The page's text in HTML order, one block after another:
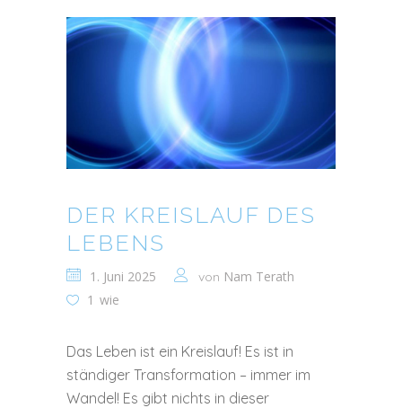
DER KREISLAUF DES
LEBENS
1. Juni 2025 von Nam Terath
1 wie
Das Leben ist ein Kreislauf! Es ist in
ständiger Transformation – immer im
Wandel! Es gibt nichts in dieser